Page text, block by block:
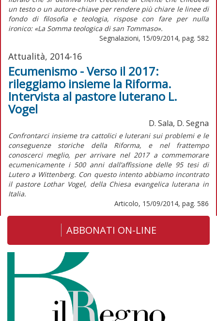
un testo o un autore-chiave per rendere più chiare le linee di
fondo di filosofia e teologia, rispose con fare per nulla
ironico: «La Somma teologica di san Tommaso».
Segnalazioni, 15/09/2014, pag. 582
Attualità, 2014-16
Ecumenismo - Verso il 2017:
rileggiamo insieme la Riforma.
Intervista al pastore luterano L.
Vogel
D. Sala, D. Segna
Confrontarci insieme tra cattolici e luterani sui problemi e le
conseguenze storiche della Riforma, e nel frattempo
conoscerci meglio, per arrivare nel 2017 a commemorare
ecumenicamente i 500 anni dall’affissione delle 95 tesi di
Lutero a Wittenberg. Con questo intento abbiamo incontrato
il pastore Lothar Vogel, della Chiesa evangelica luterana in
Italia.
Articolo, 15/09/2014, pag. 586
ABBONATI ON-LINE